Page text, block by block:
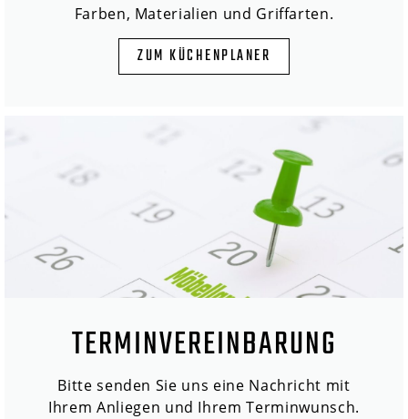
Farben, Materialien und Griffarten.
ZUM KÜCHENPLANER
TERMINVEREINBARUNG
Bitte senden Sie uns eine Nachricht mit
Ihrem Anliegen und Ihrem Terminwunsch.